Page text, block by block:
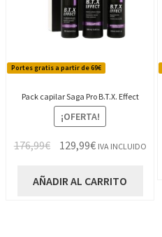
Portes gratis a partir de 69€
Pack capilar Saga Pro B.T.X. Effect
¡OFERTA!
176,99€ El
original
129,99€El
actual
IVA INCLUIDO
AÑADIR AL CARRITO